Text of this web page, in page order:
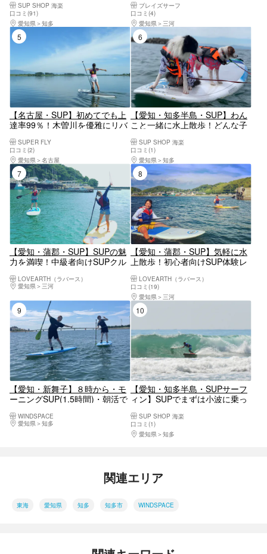
SUP SHOP 海楽
口コミ(91)
愛知県
知多
ブレイズサーフ
口コミ(4)
愛知県
三河
【名古屋・SUP】初めてでも上
達率99％！木曽川を優雅にリバ
SUPER FLY
口コミ(2)
愛知県
名古屋
6位
【愛知・知多半島・SUP】わん
こと一緒に水上散歩！どんな子
遊ぼう♪
SUP SHOP 海楽
口コミ(1)
愛知県
知多
7位
【愛知・蒲郡・SUP】SUPの魅
力を満喫！中級者向けSUPクル
LOVEARTH（ラバース）
愛知県
三河
8位
【愛知・蒲郡・SUP】気軽に水
上散歩！初心者向けSUP体験レ
LOVEARTH（ラバース）
口コミ(19)
愛知県
三河
9位
【愛知・新舞子】８時から・モ
ーニングSUP(1.5時間)・朝活で
WINDSPACE
愛知県
知多
【愛知・知多半島・SUPサーフ
ィン】SUPでまずは小波に乗っ
フィン体験＞
SUP SHOP 海楽
口コミ(1)
愛知県
知多
関連エリア
東海 愛知県 知多 知多市 WINDSPACE